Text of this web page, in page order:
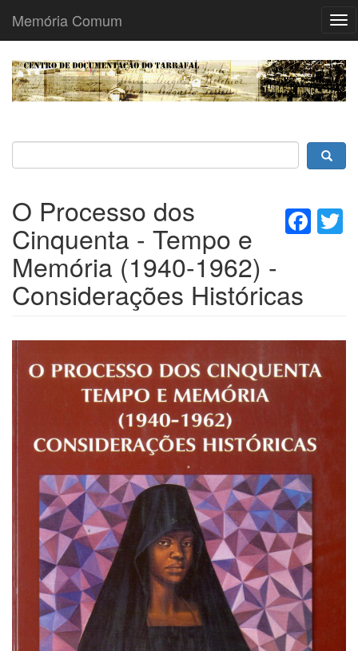
Passar
para
Memória Comum
O Processo dos
Cinquenta - Tempo e
Memória (1940-1962) -
Considerações Históricas